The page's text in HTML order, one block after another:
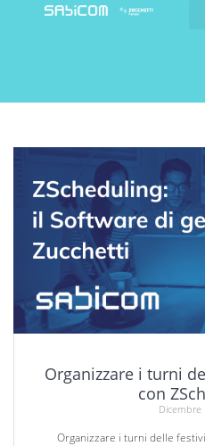
Organizzare i turni
con
Dicembre
Organizzare i turni delle